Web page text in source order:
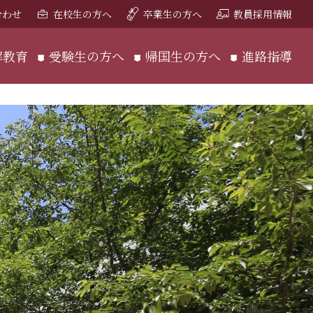
せ 在校生の方へ 卒業生の方へ 教員採用情報
育 受験生の方へ 帰国生の方へ 進路指導